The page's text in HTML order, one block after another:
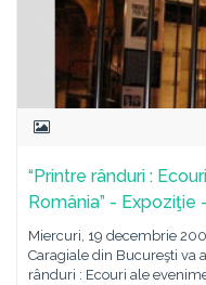
“Printre rânduri :
România” - Expoziţie
Miercuri, 19 decembrie
Caragiale din Bucureşti va
rânduri : Ecouri ale